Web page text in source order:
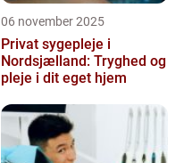
06 november 2025
Privat sygepleje i
Nordsjælland: Tryghed og
pleje i dit eget hjem